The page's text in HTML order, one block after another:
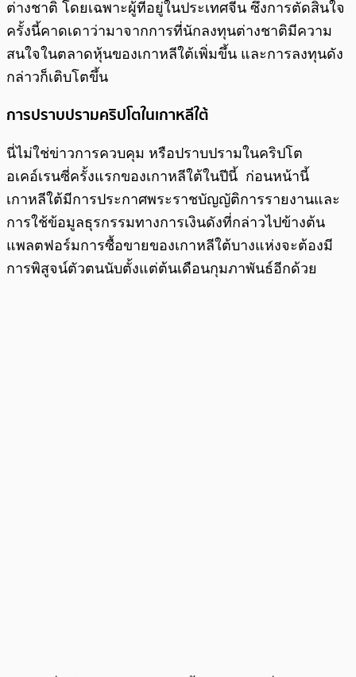
ต่างชาติ โดยเฉพาะผู้ที่อยู่ในประเทศจีน ซึ่งการตัดสินใจ
ครั้งนี้คาดเดาว่ามาจากการที่นักลงทุนต่างชาติมีความ
สนใจในตลาดหุ้นของเกาหลีใต้เพิ่มขึ้น และการลงทุนดัง
กล่าวก็เติบโตขึ้น
การปราบปรามคริปโตในเกาหลีใต้
นี่ไม่ใช่ข่าวการควบคุม หรือปราบปรามในคริปโต
อเคอ์เรนซี่ครั้งแรกของเกาหลีใต้ในปีนี้ ก่อนหน้านี้
เกาหลีใต้มีการประกาศพระราชบัญญัติการรายงานและ
การใช้ข้อมูลธุรกรรมทางการเงินดังที่กล่าวไปข้างต้น
แพลตฟอร์มการซื้อขายของเกาหลีใต้บางแห่งจะต้องมี
การพิสูจน์ตัวตนนับตั้งแต่ต้นเดือนกุมภาพันธ์อีกด้วย